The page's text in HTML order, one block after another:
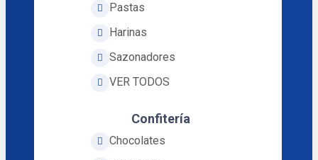
Pastas
Harinas
Sazonadores
VER TODOS
Confitería
Chocolates